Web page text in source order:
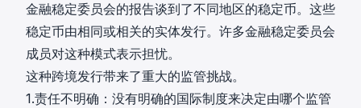
金融稳定委员会的报告谈到了不同地区的稳定币。这些
稳定币由相同或相关的实体发行。许多金融稳定委员会
成员对这种模式表示担忧。
这种跨境发行带来了重大的监管挑战。
1.责任不明确：没有明确的国际制度来决定由哪个监管